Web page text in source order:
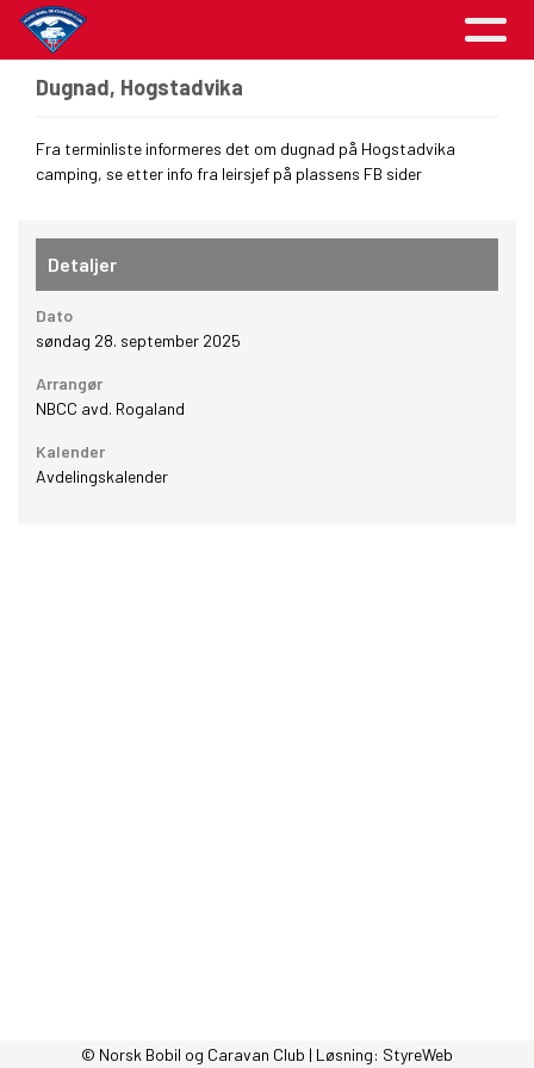
Dugnad, Hogstadvika
Fra terminliste informeres det om dugnad på Hogstadvika
camping, se etter info fra leirsjef på plassens FB sider
Detaljer
Dato
søndag 28. september 2025
Arrangør
NBCC avd. Rogaland
Kalender
Avdelingskalender
© Norsk Bobil og Caravan Club | Løsning: StyreWeb